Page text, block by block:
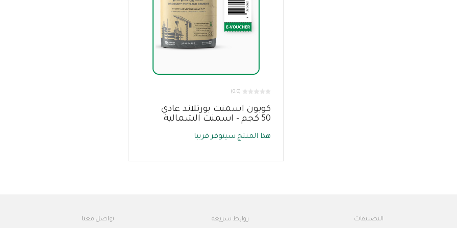
(0.0)
كوبون اسمنت بورتلاند عادي
50 كجم - اسمنت الشمالية
هذا المنتج سيتوفر قريبا
التصنيفات روابط سريعة تواصل معنا